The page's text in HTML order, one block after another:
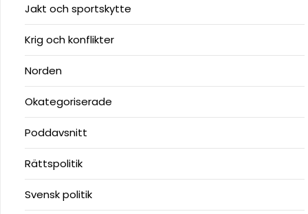
Jakt och sportskytte
Krig och konflikter
Norden
Okategoriserade
Poddavsnitt
Rättspolitik
Svensk politik